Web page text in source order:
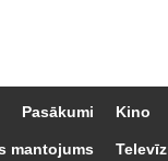
Pasākumi Kino
mantojums